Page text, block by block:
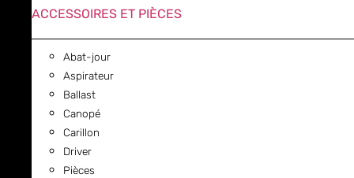
ACCESSOIRES ET PIÈCES
Abat-jour
Aspirateur
Ballast
Canopé
Carillon
Driver
Pièces